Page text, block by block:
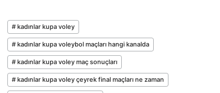
# kadınlar kupa voley
# kadınlar kupa voleybol maçları hangi kanalda
# kadınlar kupa voley maç sonuçları
# kadınlar kupa voley çeyrek final maçları ne zaman